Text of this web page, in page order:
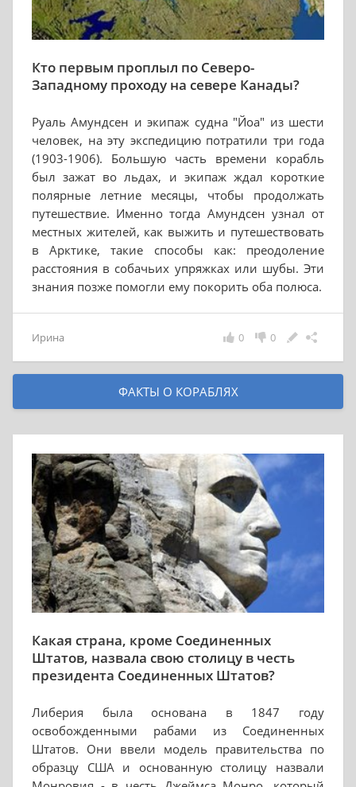
Кто первым проплыл по Северо-
Западному проходу на севере Канады?
Руаль Амундсен и экипаж судна "Йоа" из шести
человек, на эту экспедицию потратили три года
(1903-1906). Большую часть времени корабль
был зажат во льдах, и экипаж ждал короткие
полярные летние месяцы, чтобы продолжать
путешествие. Именно тогда Амундсен узнал от
местных жителей, как выжить и путешествовать
в Арктике, такие способы как: преодоление
расстояния в собачьих упряжках или шубы. Эти
знания позже помогли ему покорить оба полюса.
Ирина 0
0
ФАКТЫ О КОРАБЛЯХ
Какая страна, кроме Соединенных
Штатов, назвала свою столицу в честь
президента Соединенных Штатов?
Либерия была основана в 1847 году
освобожденными рабами из Соединенных
Штатов. Они ввели модель правительства по
образцу США и основанную столицу назвали